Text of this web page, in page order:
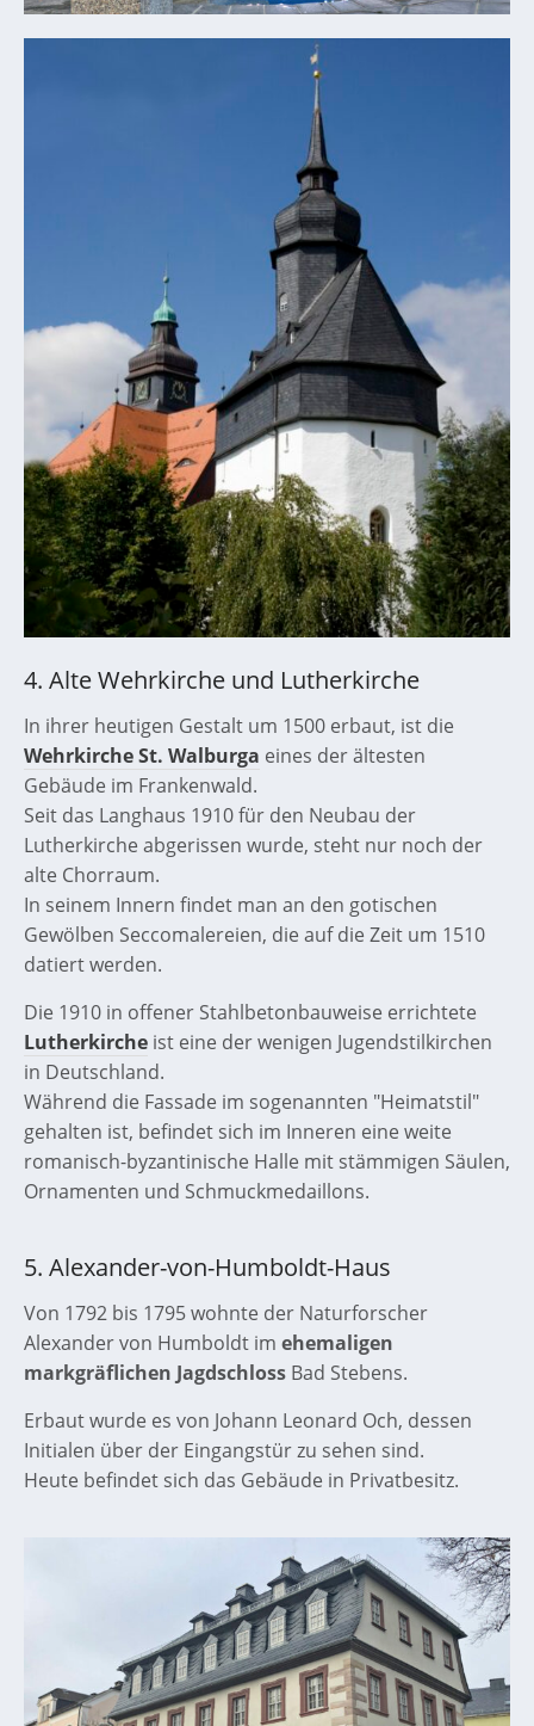
4. Alte Wehrkirche und Lutherkirche
In ihrer heutigen Gestalt um 1500 erbaut, ist die
Wehrkirche St. Walburga eines der ältesten
Gebäude im Frankenwald.
Seit das Langhaus 1910 für den Neubau der
Lutherkirche abgerissen wurde, steht nur noch der
alte Chorraum.
In seinem Innern findet man an den gotischen
Gewölben Seccomalereien, die auf die Zeit um 1510
datiert werden.
Die 1910 in offener Stahlbetonbauweise errichtete
Lutherkirche ist eine der wenigen Jugendstilkirchen
in Deutschland.
Während die Fassade im sogenannten "Heimatstil"
gehalten ist, befindet sich im Inneren eine weite
romanisch-byzantinische Halle mit stämmigen Säulen,
Ornamenten und Schmuckmedaillons.
5. Alexander-von-Humboldt-Haus
Von 1792 bis 1795 wohnte der Naturforscher
Alexander von Humboldt im ehemaligen
markgräflichen Jagdschloss Bad Stebens.
Erbaut wurde es von Johann Leonard Och, dessen
Initialen über der Eingangstür zu sehen sind.
Heute befindet sich das Gebäude in Privatbesitz.